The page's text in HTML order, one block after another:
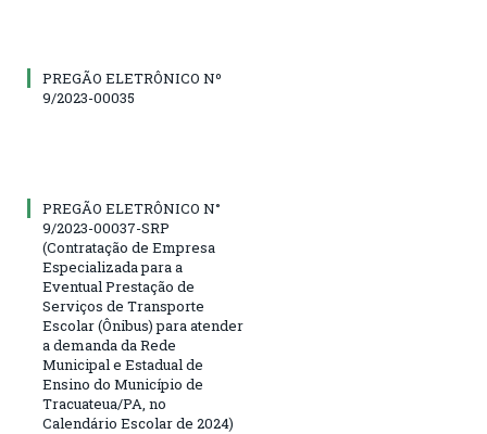
PREGÃO ELETRÔNICO Nº
9/2023-00035
PREGÃO ELETRÔNICO N°
9/2023-00037-SRP
(Contratação de Empresa
Especializada para a
Eventual Prestação de
Serviços de Transporte
Escolar (Ônibus) para atender
a demanda da Rede
Municipal e Estadual de
Ensino do Município de
Tracuateua/PA, no
Calendário Escolar de 2024)